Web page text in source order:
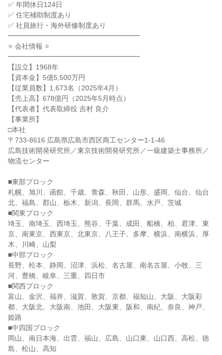
✅ 年間休日124日
✅ 住宅補助制度あり
✅ 社員旅行・海外研修制度あり
━━━━━━━━━━━━━━━━━━━
⭐ 会社情報 ⭐
━━━━━━━━━━━━━━━━━━━
【設立】1968年
【資本金】5億5,500万円
【従業員数】1,673名（2025年4月）
【売上高】678億円（2025年5月時点）
【代表者】代表取締役 吉村 良介
【事業所】
□本社
〒733-8616 広島県広島市西区商工センター1-1-46
広島技術開発研究所／東京技術開発研究所／一級建築士事務所／
物流センター
■東部ブロック
札幌、旭川、函館、千歳、青森、秋田、山形、盛岡、仙台、仙台
北、福島、郡山、栃木、新潟、長岡、群馬、水戸、茨城
■関東ブロック
埼玉、南埼玉、西埼玉、熊谷、千葉、成田、船橋、柏、君津、東
京、南東京、西東京、北東京、八王子、多摩、横浜、南横浜、厚
木、川崎、山梨
■中部ブロック
長野、松本、静岡、沼津、浜松、名古屋、南名古屋、小牧、三
河、豊橋、岐阜、三重、四日市
■関西ブロック
富山、金沢、福井、滋賀、敦賀、京都、福知山、大阪、大阪彩
都、大阪北、大阪南、池田、大阪東、阪和、南紀、奈良、神戸、
姫路
■中四国ブロック
岡山、南日本海、出雲、福山、広島、山口東、山口西、高松、徳
島、松山、高知